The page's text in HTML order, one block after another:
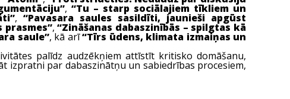
, “Tu – starp sociālajiem tīkliem un
, “Pavasara saules sasildīti, jaunieši apgūst
prasmes”,“Zināšanas dabaszinībās – spilgtas kā
saule”, kā arī“Tīrs ūdens, klimata izmaiņas un
palīdz audzēkņiem attīstīt kritisko domāšanu,
izpratni par dabaszinātņu un sabiedrības procesiem,